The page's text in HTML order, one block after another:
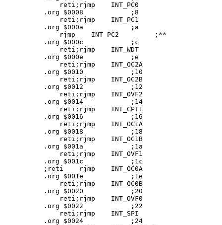
    reti;rjmp    INT_PC0
.org $0008            ;8
    reti;rjmp    INT_PC1
.org $000a            ;a
    rjmp    INT_PC2         ;**
.org $000c            ;c
    reti;rjmp    INT_WDT
.org $000e            ;e
    reti;rjmp    INT_OC2A
.org $0010            ;10
    reti;rjmp    INT_OC2B
.org $0012            ;12
    reti;rjmp    INT_OVF2
.org $0014            ;14
    reti;rjmp    INT_CPT1
.org $0016            ;16
    reti;rjmp    INT_OC1A
.org $0018            ;18
    reti;rjmp    INT_OC1B
.org $001a            ;1a
    reti;rjmp    INT_OVF1
.org $001c            ;1c
;reti    rjmp    INT_OC0A
.org $001e            ;1e
    reti;rjmp    INT_OC0B
.org $0020            ;20
    reti;rjmp    INT_OVF0
.org $0022            ;22
    reti;rjmp    INT_SPI
.org $0024            ;24